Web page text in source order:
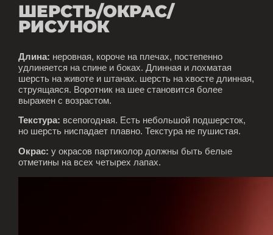
ШЕРСТЬ/ОКРАС/
РИСУНОК
Длина: неровная, короче на плечах, постепенно
удлиняется на спине и боках. Длинная и лохматая
шерсть на животе и штанах. шерсть на хвосте длинная,
струящаяся. Воротник на шее становится более
выражен с возрастом.
Текстура: всепогодная. Есть небольшой подшерсток,
но шерсть ниспадает плавно. Текстура не пушистая.
Окрас: у окрасов партиколор должны быть белые
отметины на всех четырех лапах.